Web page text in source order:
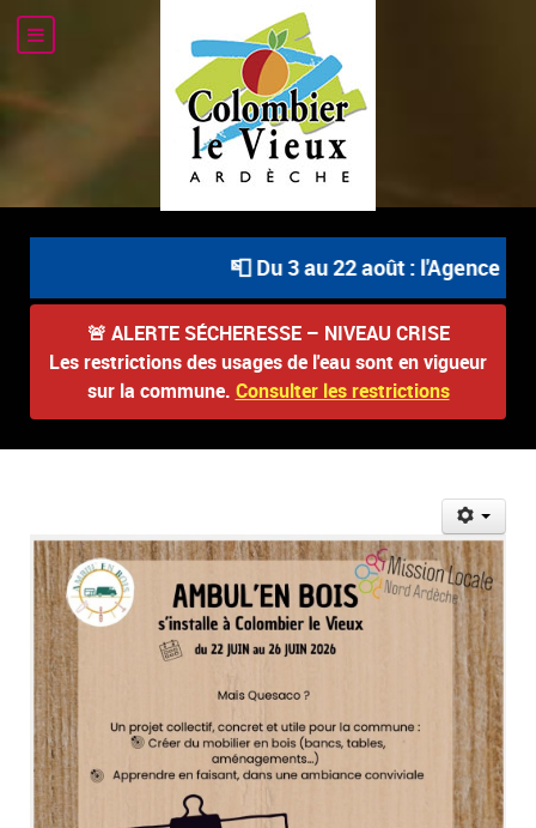
📮 Du 3 au 22 août : l'Agence
🚨 ALERTE SÉCHERESSE – NIVEAU CRISE
Les restrictions des usages de l'eau sont en vigueur
sur la commune. Consulter les restrictions